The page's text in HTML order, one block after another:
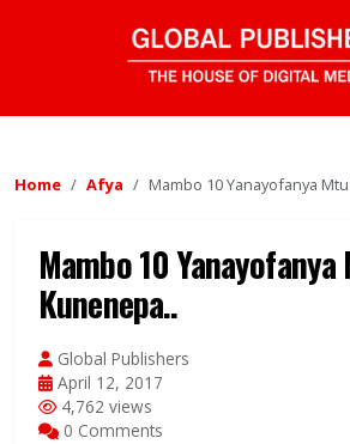
Home Afya Mambo 10 Yanayofanya
Mambo 10
Kunenepa..
Global Publishers
April 12, 2017
4,762 views
0 Comments